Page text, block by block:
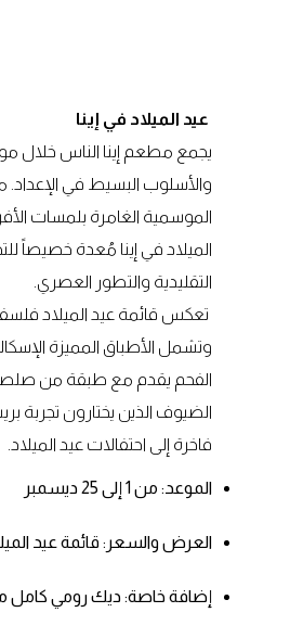
عيد الميلاد في إينا
يجمع مطعم إينا الناس خلال
الموسمية الغامرة بلمسات
الميلاد في إينا مُعدة خصيصاً
التقليدية والتطور العصري.
تعكس قائمة عيد الميلاد فلسفة
وتشمل الأطباق المميزة
الفحم يقدم مع طبقة من صلصة
الضيوف الذين يختارون تجربة
فاخرة إلى احتفالات عيد الميلاد.
الموعد: من 1 إلى 25 ديسمبر
العرض والسعر: قائمة عيد الميلاد بسعر 650 درهم؛ قائمة
إضافة خاصة: ديك رومي كامل مشوي على الفحم بسعر 1,200